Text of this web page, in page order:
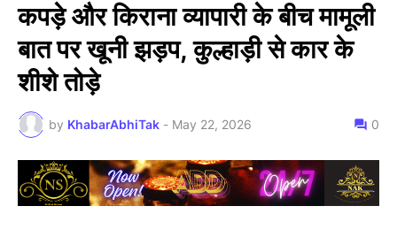
कपड़े और किराना व्यापारी के बीच मामूली
बात पर खूनी झड़प, कुल्हाड़ी से कार के
शीशे तोड़े
by KhabarAbhiTak - May 22, 2026 0